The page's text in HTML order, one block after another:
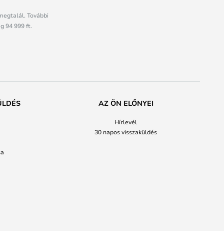
További
94 999 ft.
AZ ÖN ELŐNYEI
Hírlevél
30 napos visszaküldés